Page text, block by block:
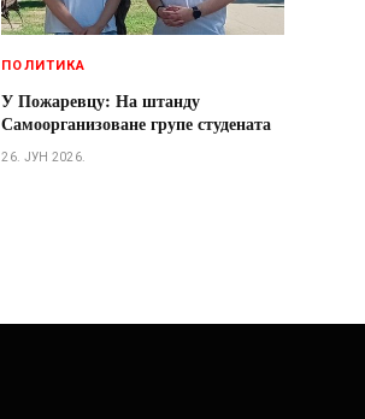
ПОЛИТИКА
У Пожаревцу: На штанду
Самоорганизоване групе студената
26. ЈУН 2026.